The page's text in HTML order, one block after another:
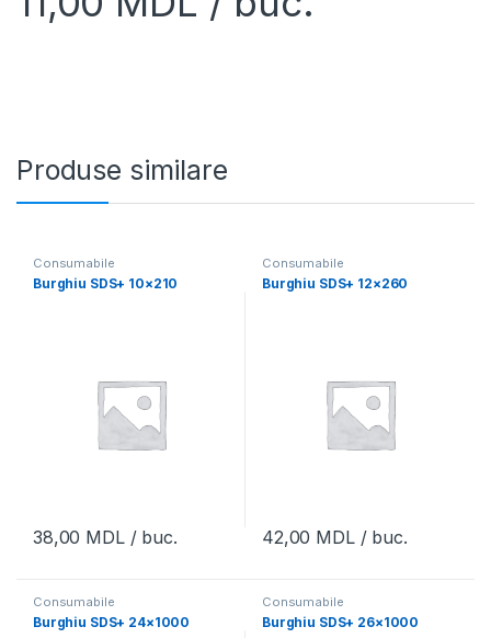
Produse similare
Consumabile
Burghiu SDS+ 10×210
38,00 MDL/ buc.
Consumabile
Burghiu SDS+ 12×260
42,00 MDL/ buc.
Consumabile
Burghiu SDS+ 24×1000
Consumabile
Burghiu SDS+ 26×1000